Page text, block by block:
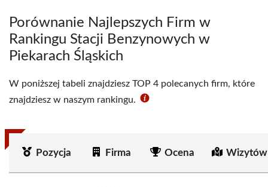
Porównanie Najlepszych Firm w
Rankingu Stacji Benzynowych w
Piekarach Śląskich
W poniższej tabeli znajdziesz TOP 4 polecanych firm, które
znajdziesz w naszym rankingu.
Pozycja Firma Ocena